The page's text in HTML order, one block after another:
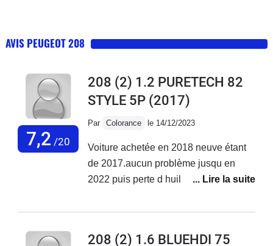
AVIS PEUGEOT 208
7,2 /20
208 (2) 1.2 PURETECH 82
STYLE 5P (2017)
Par Colorance le 14/12/2023
Voiture achetée en 2018 neuve étant
de 2017.aucun problème jusqu en
2022 puis perte d huile ++ à en
des pannes 2ooo euros de réparation
euros de réparations voiture non
208 (2) 1.6 BLUEHDI 75